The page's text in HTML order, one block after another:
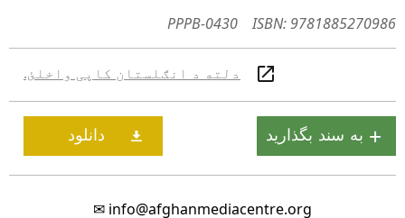
PPPB-0430 ISBN: 9781885270986
دلته د انګلستان کاپی واخلئ.
✉ info@afghanmediacentre.org